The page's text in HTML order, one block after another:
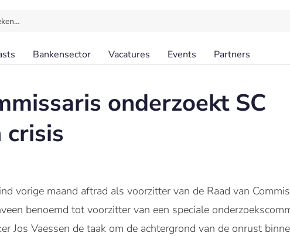
Bankensector Vacatures Events Partners
onderzoekt SC
crisis
vorige maand aftrad als voorzitter van de Raad van
benoemd tot voorzitter van een speciale
Jos Vaessen de taak om de achtergrond van de onrust